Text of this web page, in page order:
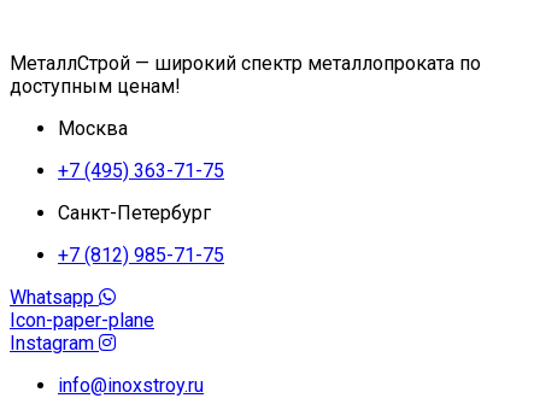
МеталлСтрой — широкий спектр металлопроката по
доступным ценам!
Москва
+7 (495) 363-71-75
Санкт-Петербург
+7 (812) 985-71-75
Whatsapp
Icon-paper-plane
Instagram
info@inoxstroy.ru